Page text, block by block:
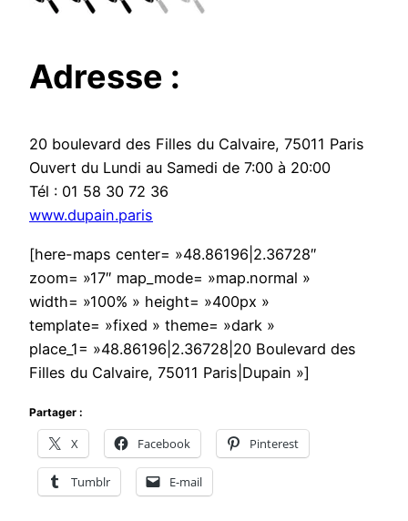
Adresse :
20 boulevard des Filles du Calvaire, 75011 Paris
Ouvert du Lundi au Samedi de 7:00 à 20:00
Tél : 01 58 30 72 36
www.dupain.paris
[here-maps center= »48.86196|2.36728″
zoom= »17″ map_mode= »map.normal »
width= »100% » height= »400px »
template= »fixed » theme= »dark »
place_1= »48.86196|2.36728|20 Boulevard des
Filles du Calvaire, 75011 Paris|Dupain »]
Partager :
X Facebook Pinterest
Tumblr E-mail